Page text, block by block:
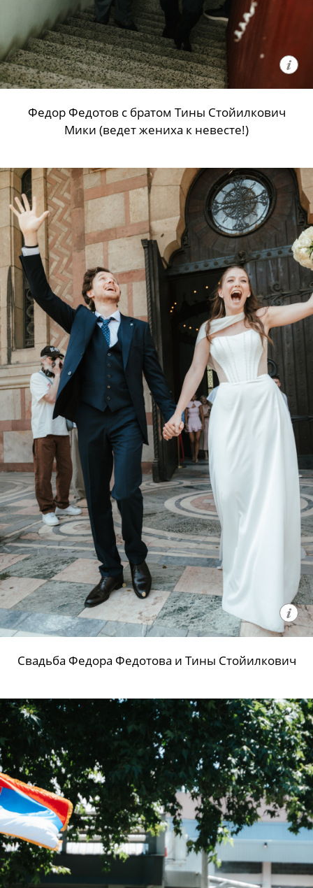
Федор Федотов с братом Тины Стойилкович
Мики (ведет жениха к невесте!)
Свадьба Федора Федотова и Тины Стойилкович